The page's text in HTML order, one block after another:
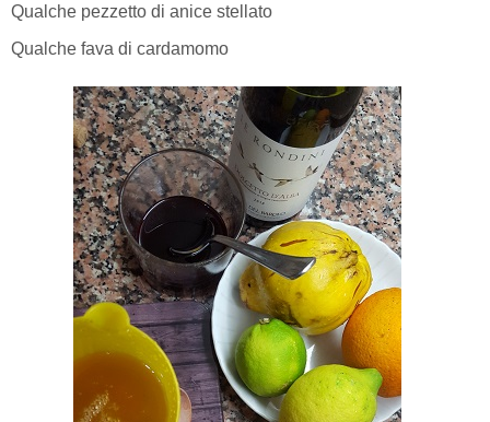
Qualche pezzetto di anice stellato
Qualche fava di cardamomo